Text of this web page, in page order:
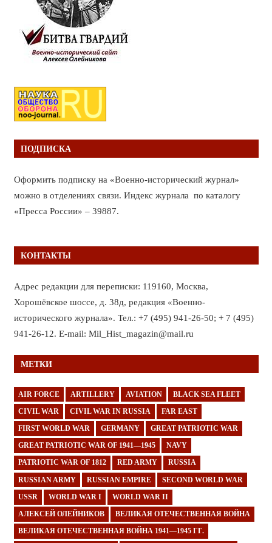
ПОДПИСКА
Оформить подписку на «Военно-исторический журнал»
можно в отделениях связи. Индекс журнала по каталогу
«Пресса России» – 39887.
КОНТАКТЫ
Адрес редакции для переписки: 119160, Москва,
Хорошёвское шоссе, д. 38д, редакция «Военно-
исторического журнала». Тел.: +7 (495) 941-26-50; + 7 (495)
941-26-12. E-mail: Mil_Hist_magazin@mail.ru
МЕТКИ
AIR FORCE ARTILLERY AVIATION BLACK SEA FLEET
CIVIL WAR CIVIL WAR IN RUSSIA FAR EAST
FIRST WORLD WAR GERMANY GREAT PATRIOTIC WAR
GREAT PATRIOTIC WAR OF 1941—1945 NAVY
PATRIOTIC WAR OF 1812 RED ARMY RUSSIA
RUSSIAN ARMY RUSSIAN EMPIRE SECOND WORLD WAR
USSR WORLD WAR I WORLD WAR II
АЛЕКСЕЙ ОЛЕЙНИКОВ ВЕЛИКАЯ ОТЕЧЕСТВЕННАЯ ВОЙНА
ВЕЛИКАЯ ОТЕЧЕСТВЕННАЯ ВОЙНА 1941—1945 ГГ.